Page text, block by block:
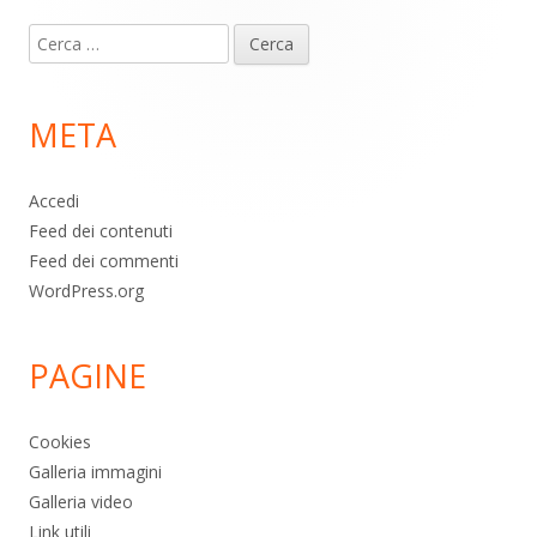
piè
pagina
Ricerca
per:
META
Accedi
Feed dei contenuti
Feed dei commenti
WordPress.org
PAGINE
Cookies
Galleria immagini
Galleria video
Link utili